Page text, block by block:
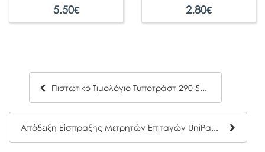
5.50€ 2.80€
Πιστωτικό Τιμολόγιο Τυποτράστ 290 50x3
Απόδειξη Είσπραξης Μετρητών Επιταγών UniPap 7-01-63